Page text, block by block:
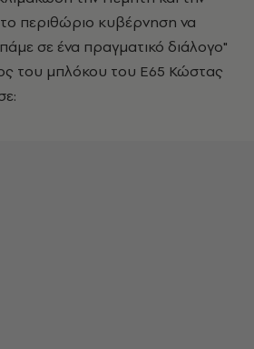
περιθώριο κυβέρνηση να
σε ένα πραγματικό διάλογο"
του μπλόκου του Ε65 Κώστας